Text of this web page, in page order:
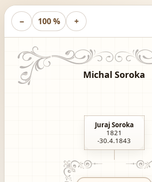
− 100 % +
Michal Soroka
Juraj Soroka
1821
-30.4.1843